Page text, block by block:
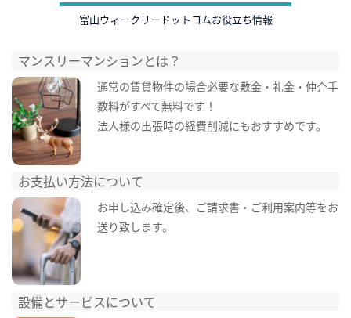
富山ウィークリードットコムお役立ち情報
マンスリーマンションとは？
通常の賃貸物件の場合必要な敷金・礼金・仲介手
数料がすべて無料です！
法人様の出張時の経費削減にもおすすめです。
お支払い方法について
お申し込み確定後、ご請求書・ご利用案内等をお
送り致します。
設備とサービスについて